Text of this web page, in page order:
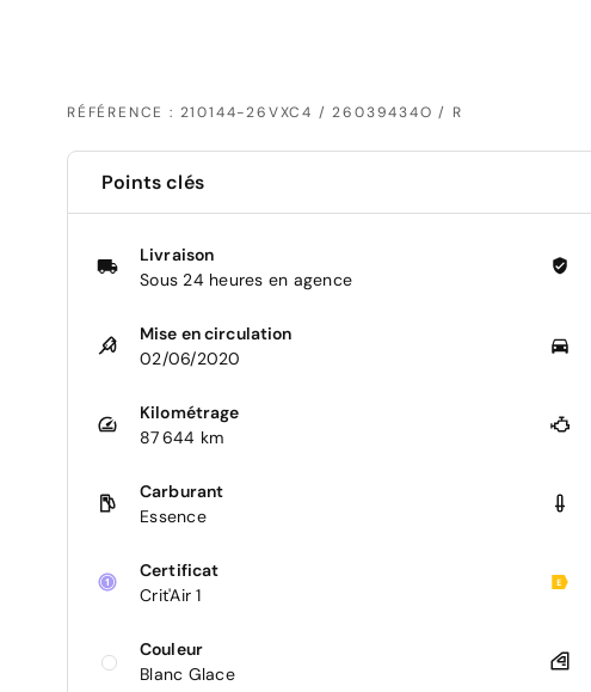
RÉFÉRENCE : 210144-26VXC4 / 26039434O / R
Points clés
Livraison
Sous 24 heures en agence
Mise en circulation
02/06/2020
Kilométrage
87 644 km
Carburant
Essence
Certificat
Crit'Air 1
Couleur
Blanc Glace